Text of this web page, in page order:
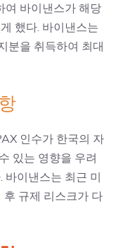
여 바이낸스가 해당
했다. 바이낸스는
분을 취득하여 최대
인수가 한국의 자
있는 영향을 우려
바이낸스는 최근 미
후 규제 리스크가 다